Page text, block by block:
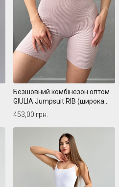
Безшовний комбінезон оптом
GIULIA Jumpsuit RIB (широка
бретель)
453,00 грн.